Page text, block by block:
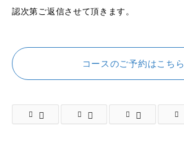
認次第ご返信させて頂きます。
コースのご予約はこちら